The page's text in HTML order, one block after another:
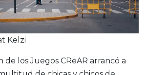
Kelzi
de los Juegos CReAR arrancó a